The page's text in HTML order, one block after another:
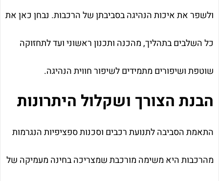
ולשפר את איכות הנהיגה בסביבתן של הרכבות. נבחן כאן את
כל השלבים בתהליך, מהכנה ותכנון ראשוני ועד לתחזוקה
שוטפת ושיפורים מתמידים לשיפור חווית הנהיגה.
הבנת הצורך ושקלול היתרונות
התאמת הסביבה לתנועת רכבים וסכנות ספציפיות הנגרמות
מהרכבות היא משימה מורכבת שמצריכה בחינה מעמיקה של